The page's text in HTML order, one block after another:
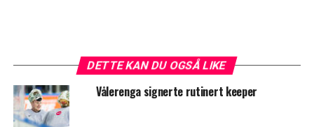
DETTE KAN DU OGSÅ LIKE
Vålerenga signerte rutinert keeper